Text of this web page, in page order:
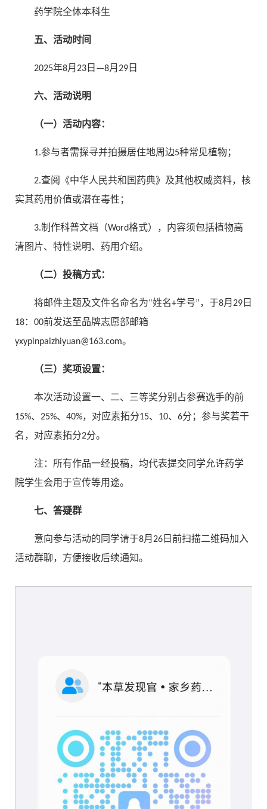
药学院全体本科生
五、活动时间
2025年8月23日—8月29日
六、活动说明
（一）活动内容：
1.参与者需探寻并拍摄居住地周边5种常见植物；
2.查阅《中华人民共和国药典》及其他权威资料，核
实其药用价值或潜在毒性；
3.制作科普文档（Word格式），内容须包括植物高
清图片、特性说明、药用介绍。
（二）投稿方式：
将邮件主题及文件名命名为“姓名+学号”，于8月29日
18：00前发送至品牌志愿部邮箱
yxypinpaizhiyuan@163.com。
（三）奖项设置：
本次活动设置一、二、三等奖分别占参赛选手的前
15%、25%、40%，对应素拓分15、10、6分；参与奖若干
名，对应素拓分2分。
注：所有作品一经投稿，均代表提交同学允许药学
院学生会用于宣传等用途。
七、答疑群
意向参与活动的同学请于8月26日前扫描二维码加入
活动群聊，方便接收后续通知。